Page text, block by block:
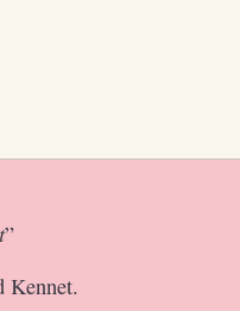
”
Kennet.